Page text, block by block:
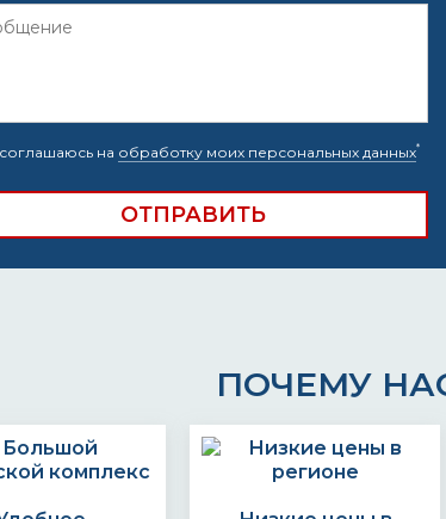
на обработку моих персональных данных*
ПОЧЕМУ